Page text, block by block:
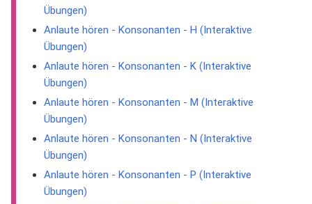
Übungen)
Anlaute hören - Konsonanten - H (Interaktive
Übungen)
Anlaute hören - Konsonanten - K (Interaktive
Übungen)
Anlaute hören - Konsonanten - M (Interaktive
Übungen)
Anlaute hören - Konsonanten - N (Interaktive
Übungen)
Anlaute hören - Konsonanten - P (Interaktive
Übungen)